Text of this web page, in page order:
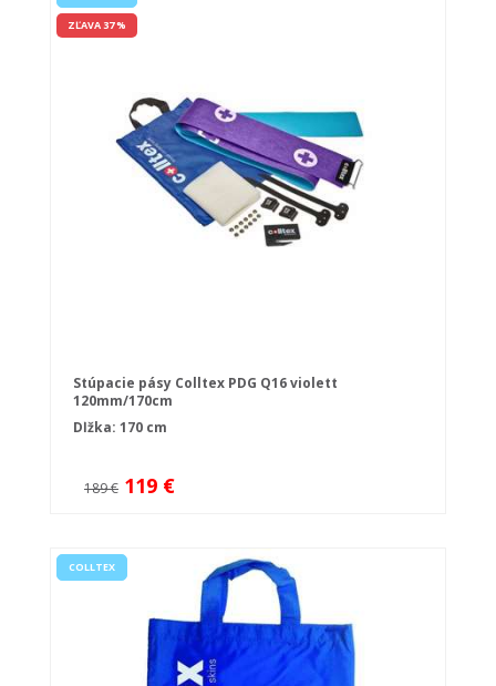
ZĽAVA 37 %
Stúpacie pásy Colltex PDG Q16 violett
120mm/170cm
Dĺžka: 170 cm
189 € 119 €
COLLTEX